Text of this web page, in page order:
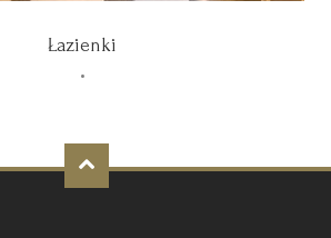
Łazienki
•